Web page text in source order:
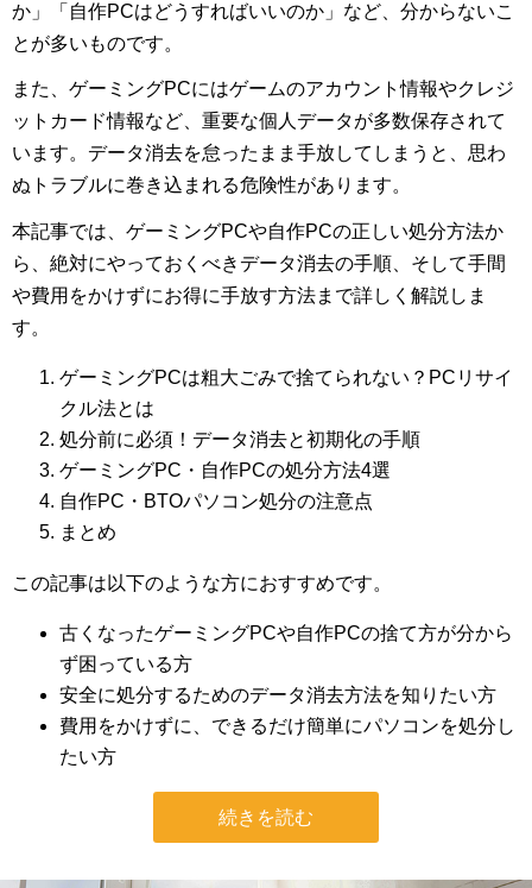
か」「自作PCはどうすればいいのか」など、分からないこ
とが多いものです。
また、ゲーミングPCにはゲームのアカウント情報やクレジ
ットカード情報など、重要な個人データが多数保存されて
います。データ消去を怠ったまま手放してしまうと、思わ
ぬトラブルに巻き込まれる危険性があります。
本記事では、ゲーミングPCや自作PCの正しい処分方法か
ら、絶対にやっておくべきデータ消去の手順、そして手間
や費用をかけずにお得に手放す方法まで詳しく解説しま
す。
ゲーミングPCは粗大ごみで捨てられない？PCリサイ
クル法とは
処分前に必須！データ消去と初期化の手順
ゲーミングPC・自作PCの処分方法4選
自作PC・BTOパソコン処分の注意点
まとめ
この記事は以下のような方におすすめです。
古くなったゲーミングPCや自作PCの捨て方が分から
ず困っている方
安全に処分するためのデータ消去方法を知りたい方
費用をかけずに、できるだけ簡単にパソコンを処分し
たい方
続きを読む